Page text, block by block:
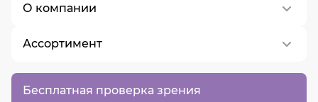
Бесплатная проверка зрения
О компании
О нас
Контакты
Вакансии
Ассортимент